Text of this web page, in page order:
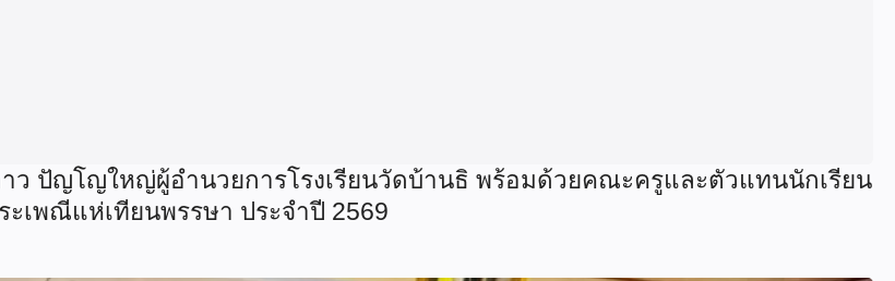
ว ปัญโญใหญ่ผู้อำนวยการโรงเรียนวัดบ้านธิ พร้อมด้วยคณะครูและตัวแทนนักเรียน
ะเพณีแห่เทียนพรรษา ประจำปี 2569